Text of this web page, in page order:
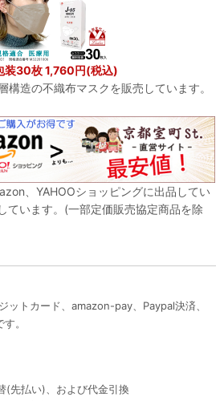
装30枚 1,760円(税込)
造の不織布マスクを販売しています。
、YAHOOショッピングに出品してい
ています。(一部定価販売協定商品を除
ットカード、amazon-pay、Paypal決済、
。
(先払い)、および代金引換